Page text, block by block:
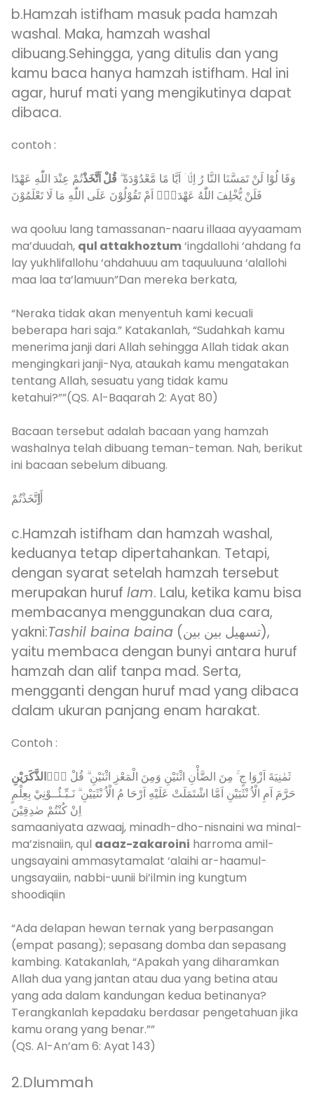
b.Hamzah istifham masuk pada hamzah
washal. Maka, hamzah washal
dibuang.Sehingga, yang ditulis dan yang
kamu baca hanya hamzah istifham. Hal ini
agar, huruf mati yang mengikutinya dapat
dibaca.
contoh :
وَقَا لُوْا لَنْ تَمَسَّنَا النَّا رُ اِلَّاۤ اَيَّا مًا مَّعْدُوْدَةً ۗ قُلْ اَتَّخَذْتُمْ عِنْدَ اللّٰهِ عَهْدًا
فَلَنْ يُّخْلِفَ اللّٰهُ عَهْدَهٗۤ اَمْ تَقُوْلُوْنَ عَلَى اللّٰهِ مَا لَا تَعْلَمُوْنَ
wa qooluu lang tamassanan-naaru illaaa ayyaamam
ma’duudah, qul attakhoztum‘ingdallohi ‘ahdang fa
lay yukhlifallohu ‘ahdahuuu am taquuluuna ‘alallohi
maa laa ta’lamuun”Dan mereka berkata,
“Neraka tidak akan menyentuh kami kecuali
beberapa hari saja.” Katakanlah, “Sudahkah kamu
menerima janji dari Allah sehingga Allah tidak akan
mengingkari janji-Nya, ataukah kamu mengatakan
tentang Allah, sesuatu yang tidak kamu
ketahui?””(QS. Al-Baqarah 2: Ayat 80)
Bacaan tersebut adalah bacaan yang hamzah
washalnya telah dibuang teman-teman. Nah, berikut
ini bacaan sebelum dibuang.
أَاِتَّخَذْتُمْ
c.Hamzah istifham dan hamzah washal,
keduanya tetap dipertahankan. Tetapi,
dengan syarat setelah hamzah tersebut
merupakan huruf lam. Lalu, ketika kamu bisa
membacanya menggunakan dua cara,
yakni:Tashil baina baina (تسهيل بين بين),
yaitu membaca dengan bunyi antara huruf
hamzah dan alif tanpa mad. Serta,
mengganti dengan huruf mad yang dibaca
dalam ukuran panjang enam harakat.
Contoh :
ثَمٰنِيَةَ اَزْوَا جٍ ۚ مِنَ الضَّأْنِ اثْنَيْنِ وَمِنَ الْمَعْزِ اثْنَيْنِ ۗ قُلْ ءٰۤالذَّكَرَيْنِ
حَرَّمَ اَمِ الْاُ نْثَيَيْنِ اَمَّا اشْتَمَلَتْ عَلَيْهِ اَرْحَا مُ الْاُ نْثَيَيْنِ ۗ نَـبِّـئُــوْنِيْ بِعِلْمٍ
samaaniyata azwaaj, minadh-dho-nisnaini wa minal-
ma’zisnaiin, qul aaaz-zakaroini harroma amil-
ungsayaini ammasytamalat ‘alaihi ar-haamul-
ungsayaiin, nabbi-uunii bi’ilmin ing kungtum
shoodiqiin
“Ada delapan hewan ternak yang berpasangan
(empat pasang); sepasang domba dan sepasang
kambing. Katakanlah, “Apakah yang diharamkan
Allah dua yang jantan atau dua yang betina atau
yang ada dalam kandungan kedua betinanya?
Terangkanlah kepadaku berdasar pengetahuan jika
kamu orang yang benar.””
(QS. Al-An’am 6: Ayat 143)
2.Dlummah